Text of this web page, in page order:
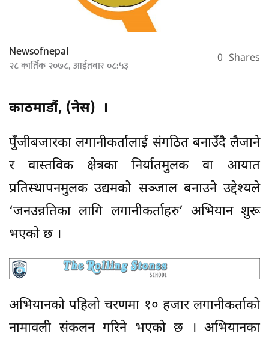
Newsofnepal
२८ कार्तिक २०७८, आईतवार ०८:५३ 0 Shares
काठमाडौं, (नेस) ।
पुँजीबजारका लगानीकर्तालाई संगठित बनाउँदै लैजाने
र वास्तविक क्षेत्रका निर्यातमुलक वा आयात
प्रतिस्थापनमुलक उद्यमको सञ्जाल बनाउने उद्देश्यले
‘जनउन्नतिका लागि लगानीकर्ताहरु’ अभियान शुरू
भएको छ ।
अभियानको पहिलो चरणमा १० हजार लगानीकर्ताको
नामावली संकलन गरिने भएको छ । अभियानका